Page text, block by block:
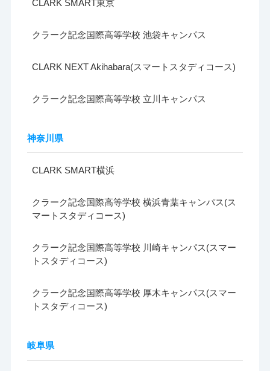
CLARK SMART東京
クラーク記念国際高等学校 池袋キャンパス
CLARK NEXT Akihabara(スマートスタディコース)
クラーク記念国際高等学校 立川キャンパス
神奈川県
CLARK SMART横浜
クラーク記念国際高等学校 横浜青葉キャンパス(ス
マートスタディコース)
クラーク記念国際高等学校 川崎キャンパス(スマー
トスタディコース)
クラーク記念国際高等学校 厚木キャンパス(スマー
トスタディコース)
岐阜県